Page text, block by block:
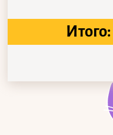
Итого: